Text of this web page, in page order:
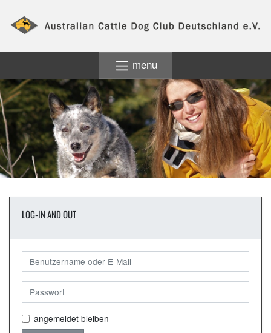
menu
LOG-IN AND OUT
angemeldet bleiben